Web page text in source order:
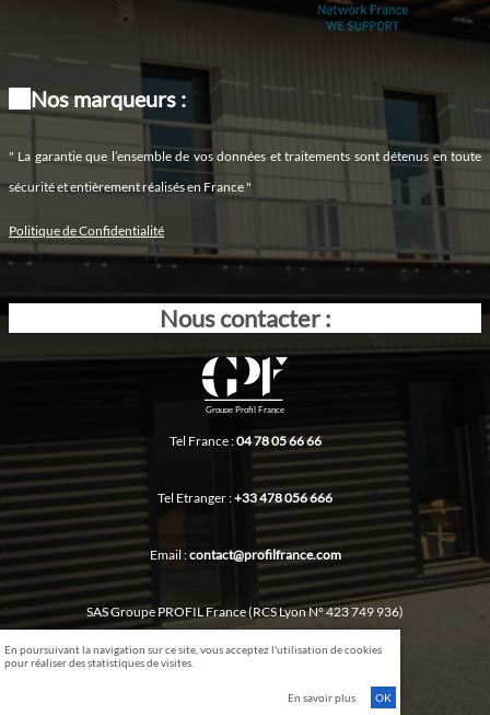
Nos marqueurs :
" La garantie que l’ensemble de vos données et traitements sont détenus en toute
sécurité et entièrement réalisés en France "
Politique de Confidentialité
Nous contacter :
Groupe Profil France
Tel France :04 78 05 66 66
Tel Etranger :+33 478 056 666
Email :contact@profilfrance.com
SAS Groupe PROFIL France (RCS Lyon N° 423 749 936)
37 Rue Paul Bovier-Lapierre 69530 BRIGNAIS-France
En poursuivant la navigation sur ce site, vous acceptez l'utilisation de cookies
pour réaliser des statistiques de visites.
En savoir plus OK